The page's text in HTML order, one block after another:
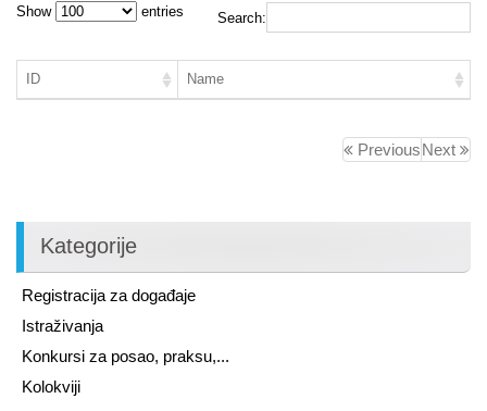
Show entries Search:
ID Name
PreviousNext
Kategorije
Registracija za događaje
Istraživanja
Konkursi za posao, praksu,...
Kolokviji